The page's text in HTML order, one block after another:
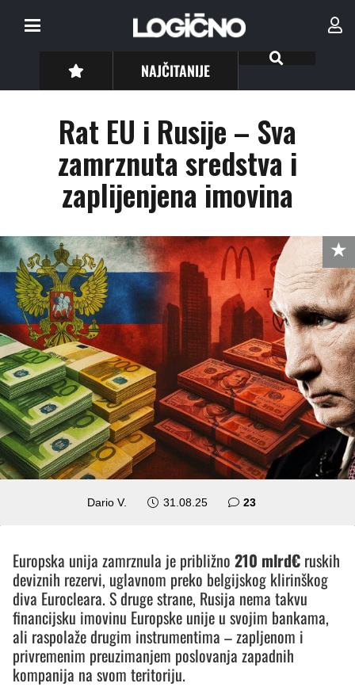
NAJČITANIJE
Rat EU i Rusije – Sva
zamrznuta sredstva i
zaplijenjena imovina
Dario V. 31.08.25 23komentara
Europska unija zamrznula je približno 210 mlrd€ ruskih
deviznih rezervi, uglavnom preko belgijskog klirinškog
diva Eurocleara. S druge strane, Rusija nema takvu
financijsku imovinu Europske unije u svojim bankama,
ali raspolaže drugim instrumentima – zapljenom i
privremenim preuzimanjem poslovanja zapadnih
kompanija na svom teritoriju.